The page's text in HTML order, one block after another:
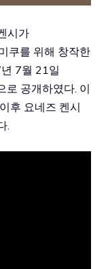
시가
쿠를 위해 창작한
7월 21일
로 공개하였다. 이
이후 요네즈 켄시
.